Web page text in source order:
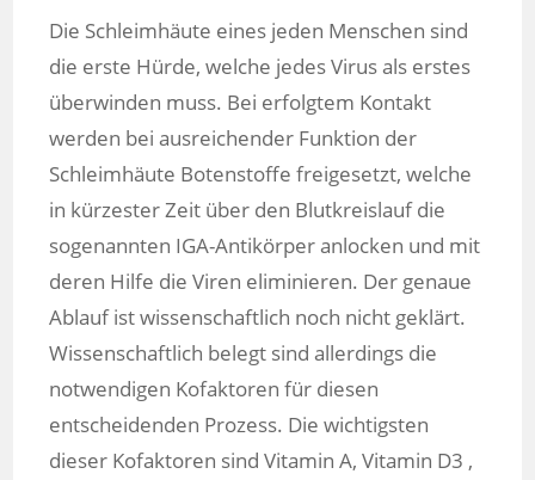
Die Schleimhäute eines jeden Menschen sind
die erste Hürde, welche jedes Virus als erstes
überwinden muss. Bei erfolgtem Kontakt
werden bei ausreichender Funktion der
Schleimhäute Botenstoffe freigesetzt, welche
in kürzester Zeit über den Blutkreislauf die
sogenannten IGA-Antikörper anlocken und mit
deren Hilfe die Viren eliminieren. Der genaue
Ablauf ist wissenschaftlich noch nicht geklärt.
Wissenschaftlich belegt sind allerdings die
notwendigen Kofaktoren für diesen
entscheidenden Prozess. Die wichtigsten
dieser Kofaktoren sind Vitamin A, Vitamin D3 ,